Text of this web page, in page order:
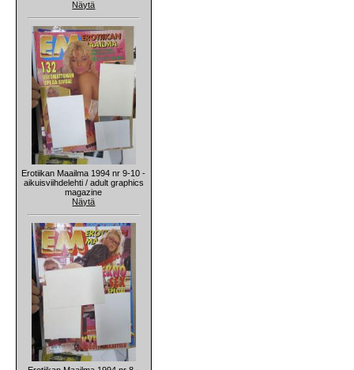
Näytä
Erotiikan Maailma 1994 nr 9-10 -
aikuisviihdelehti / adult graphics
magazine
Näytä